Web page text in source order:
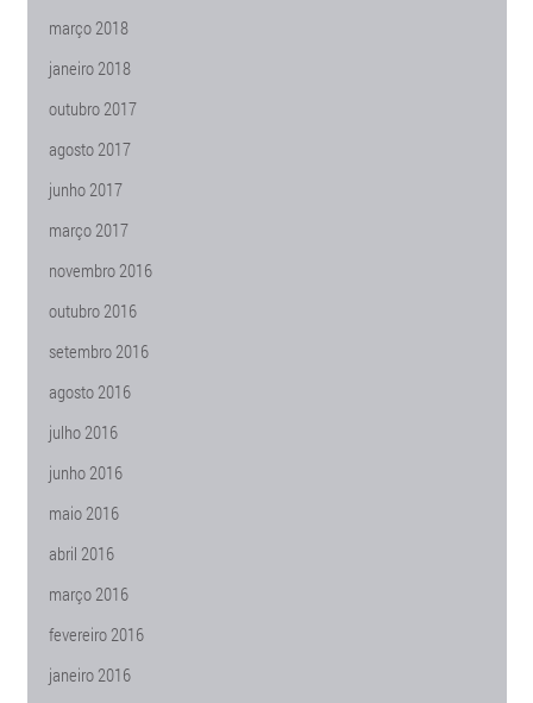
março 2018
janeiro 2018
outubro 2017
agosto 2017
junho 2017
março 2017
novembro 2016
outubro 2016
setembro 2016
agosto 2016
julho 2016
junho 2016
maio 2016
abril 2016
março 2016
fevereiro 2016
janeiro 2016